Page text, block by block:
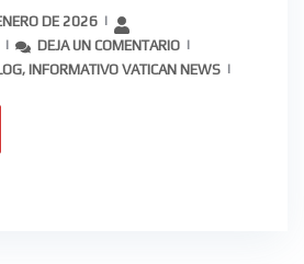
DE 2026
DEJA UN COMENTARIO
, INFORMATIVO VATICAN NEWS